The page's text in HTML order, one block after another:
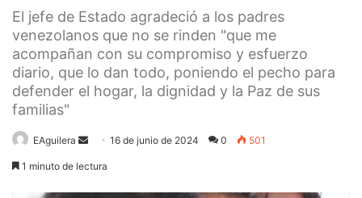
El jefe de Estado agradeció a los padres
venezolanos que no se rinden "que me
acompañan con su compromiso y esfuerzo
diario, que lo dan todo, poniendo el pecho para
defender el hogar, la dignidad y la Paz de sus
familias"
EAguilera
Send16 de junio de 2024 0 501
1 minuto de lectura